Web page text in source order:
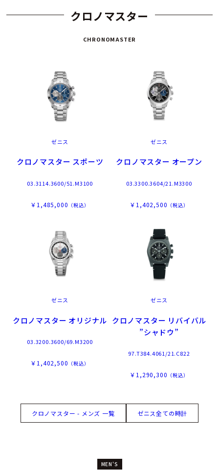
クロノマスター
CHRONOMASTER
ゼニス
クロノマスター スポーツ
03.3114.3600/51.M3100
￥1,485,000 （税込）
ゼニス
クロノマスター オープン
03.3300.3604/21.M3300
￥1,402,500 （税込）
ゼニス
クロノマスター オリジナル
03.3200.3600/69.M3200
￥1,402,500 （税込）
ゼニス
クロノマスター リバイバル
”シャドウ”
97.T384.4061/21.C822
￥1,290,300 （税込）
クロノマスター - メンズ 一覧 ゼニス全ての時計
MEN'S